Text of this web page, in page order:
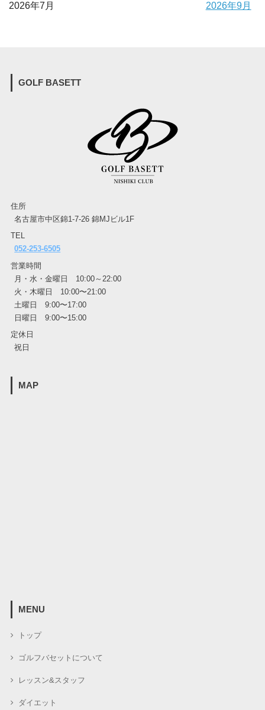
2026年7月 2026年9月
GOLF BASETT
住所
名古屋市中区錦1-7-26 錦MJビル1F
TEL
052-253-6505
営業時間
月・水・金曜日 10:00～22:00
火・木曜日 10:00〜21:00
土曜日 9:00〜17:00
日曜日 9:00〜15:00
定休日
祝日
MAP
MENU
トップ
ゴルフバセットについて
レッスン&スタッフ
ダイエット